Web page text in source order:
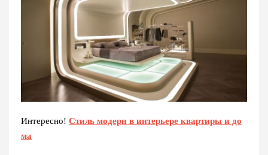
Интересно! Стиль модерн в интерьере квартиры и до
ма